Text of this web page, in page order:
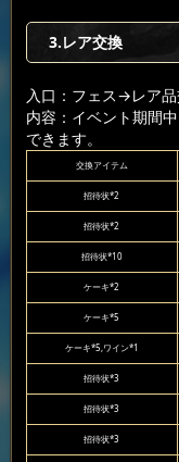
3.レア交換
入口：フェス→レア品
内容：イベント期間
できます。
交換アイテム
招待状*2
招待状*2
招待状*10
ケーキ*2
ケーキ*5
ケーキ*5,ワイン*1
招待状*3
招待状*3
招待状*3